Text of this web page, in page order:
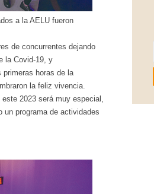
a la AELU fueron
de concurrentes dejando
la Covid-19, y
horas de la
la feliz vivencia.
2023 será muy especial,
programa de actividades